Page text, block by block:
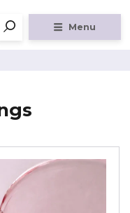
Menu